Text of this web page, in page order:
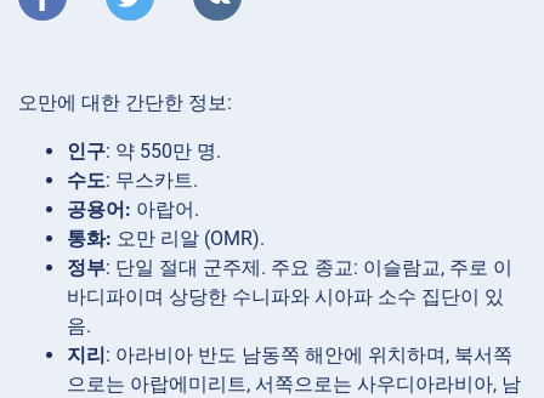
오만에 대한 간단한 정보:
인구: 약 550만 명.
수도: 무스카트.
공용어: 아랍어.
통화: 오만 리알 (OMR).
정부: 단일 절대 군주제. 주요 종교: 이슬람교, 주로 이
바디파이며 상당한 수니파와 시아파 소수 집단이 있
음.
지리: 아라비아 반도 남동쪽 해안에 위치하며, 북서쪽
으로는 아랍에미리트, 서쪽으로는 사우디아라비아, 남